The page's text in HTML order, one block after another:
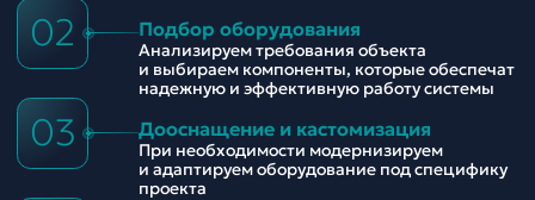
02 Подбор оборудования
Анализируем требования объекта
и выбираем компоненты, которые обеспечат
надежную и эффективную работу системы
03 Дооснащение и кастомизация
При необходимости модернизируем
и адаптируем оборудование под специфику
проекта